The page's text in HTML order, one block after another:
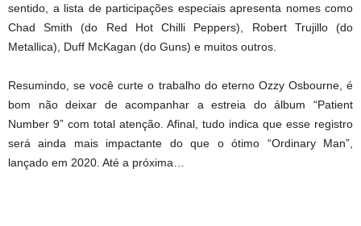
sentido, a lista de participações especiais apresenta nomes como
Chad Smith (do Red Hot Chilli Peppers), Robert Trujillo (do
Metallica), Duff McKagan (do Guns) e muitos outros.
Resumindo, se você curte o trabalho do eterno Ozzy Osbourne, é
bom não deixar de acompanhar a estreia do álbum “Patient
Number 9” com total atenção. Afinal, tudo indica que esse registro
será ainda mais impactante do que o ótimo “Ordinary Man”,
lançado em 2020. Até a próxima…